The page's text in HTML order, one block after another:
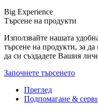
Big Experience
Търсене на продукти
Използвайте нашата
търсене на продукти, за
да си създадете Вашия
Започнете търсенето
Преглед
Подпомагане &